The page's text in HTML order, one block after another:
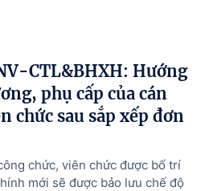
CTL&BHXH: Hướng
phụ cấp của cán
chức sau sắp xếp đơn
chức, viên chức được bố trí
mới sẽ được bảo lưu chế độ